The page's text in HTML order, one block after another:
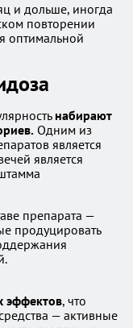
и дольше, иногда
повторении
оптимальной
набирают
Одним из
является
является
препарата —
продуцировать
эффектов, что
— активные